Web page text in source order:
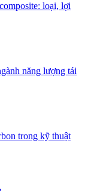
loại, lợi
năng lượng tái
trong kỹ thuật